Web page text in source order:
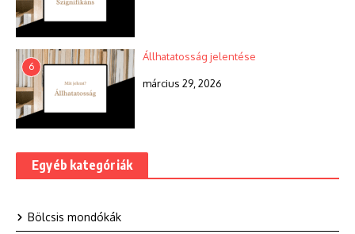
6
Állhatatosság jelentése
március 29, 2026
Egyéb kategóriák
Bölcsis mondókák